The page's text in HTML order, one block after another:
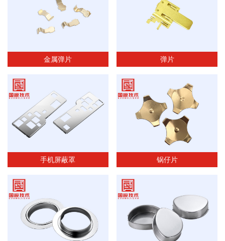
精密模具 精密屏蔽罩
精密冲压件
金属弹片 弹片
手机屏蔽罩 锅仔片